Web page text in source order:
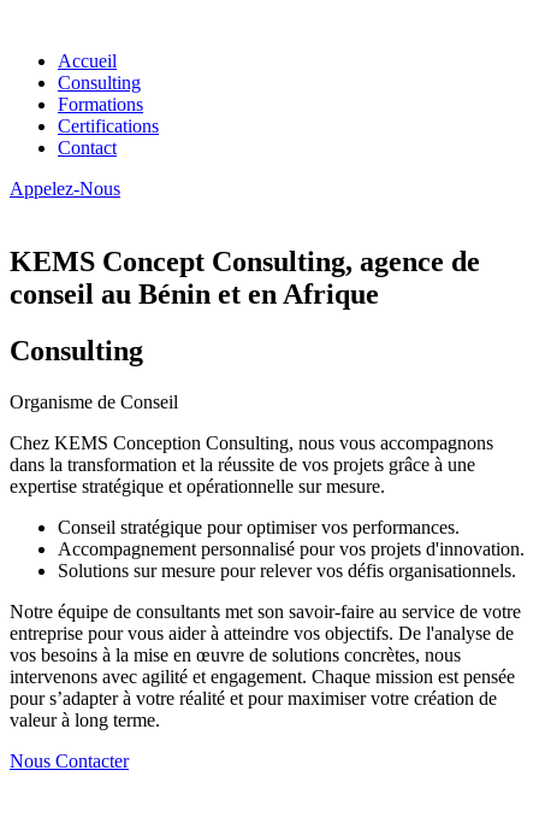
Accueil
Consulting
Formations
Certifications
Contact
Appelez-Nous
KEMS Concept Consulting, agence de
conseil au Bénin et en Afrique
Consulting
Organisme de Conseil
Chez KEMS Conception Consulting, nous vous accompagnons
dans la transformation et la réussite de vos projets grâce à une
expertise stratégique et opérationnelle sur mesure.
Conseil stratégique pour optimiser vos performances.
Accompagnement personnalisé pour vos projets d'innovation.
Solutions sur mesure pour relever vos défis organisationnels.
Notre équipe de consultants met son savoir-faire au service de votre
entreprise pour vous aider à atteindre vos objectifs. De l'analyse de
vos besoins à la mise en œuvre de solutions concrètes, nous
intervenons avec agilité et engagement. Chaque mission est pensée
pour s’adapter à votre réalité et pour maximiser votre création de
valeur à long terme.
Nous Contacter